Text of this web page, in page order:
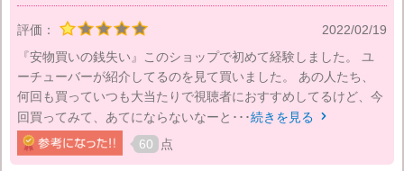
評価：
2022/02/19
『安物買いの銭失い』このショップで初めて経験しました。 ユ
ーチューバーが紹介してるのを見て買いました。 あの人たち、
何回も買っていつも大当たりで視聴者におすすめしてるけど、今
回買ってみて、あてにならないなーと･･･続きを見る 
60 点